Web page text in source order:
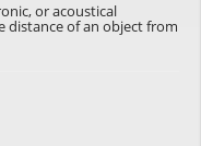
or acoustical
of an object from